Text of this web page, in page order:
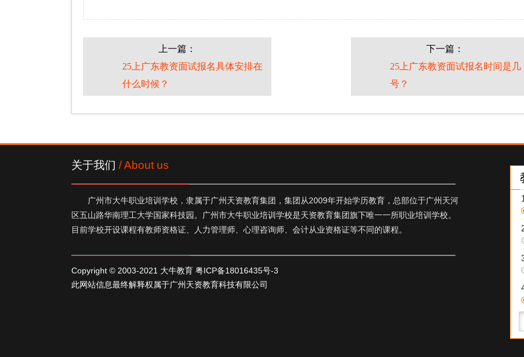
上一篇：
25上广东教资面试报名具体安排在
什么时候？
下一篇：
25上广东教资面试报名时间是几
号？
关于我们 / About us
广州市大牛职业培训学校，隶属于广州天资教育集团，集团从2009年开始学历教育，总部位于广州天河
区五山路华南理工大学国家科技园。广州市大牛职业培训学校是天资教育集团旗下唯一一所职业培训学校。
目前学校开设课程有教师资格证、人力管理师、心理咨询师、会计从业资格证等不同的课程。
Copyright © 2003-2021 大牛教育 粤ICP备18016435号-3
此网站信息最终解释权属于广州天资教育科技有限公司